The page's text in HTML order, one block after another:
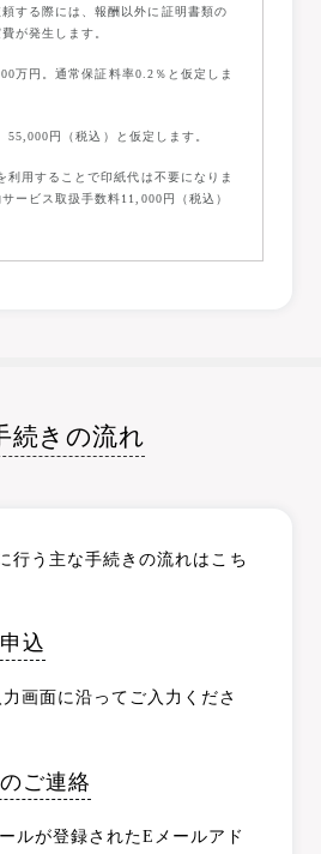
する際には、報酬以外に証明書類の
が発生します。
万円。通常保証料率0.2％と仮定しま
円（税込）と仮定します。
用することで印紙代は不要になりま
ービス取扱手数料11,000円（税込）
続きの流れ
行う主な手続きの流れはこち
込
画面に沿ってご入力くださ
ご連絡
ルが登録されたEメールアド